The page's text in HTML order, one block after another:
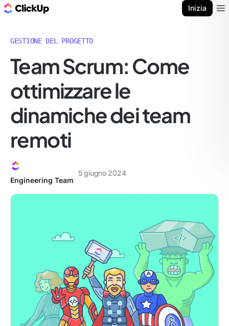
Inizia
GESTIONE DEL PROGETTO
Team Scrum: Come
ottimizzare le
dinamiche dei team
remoti
Engineering Team
5 giugno 2024